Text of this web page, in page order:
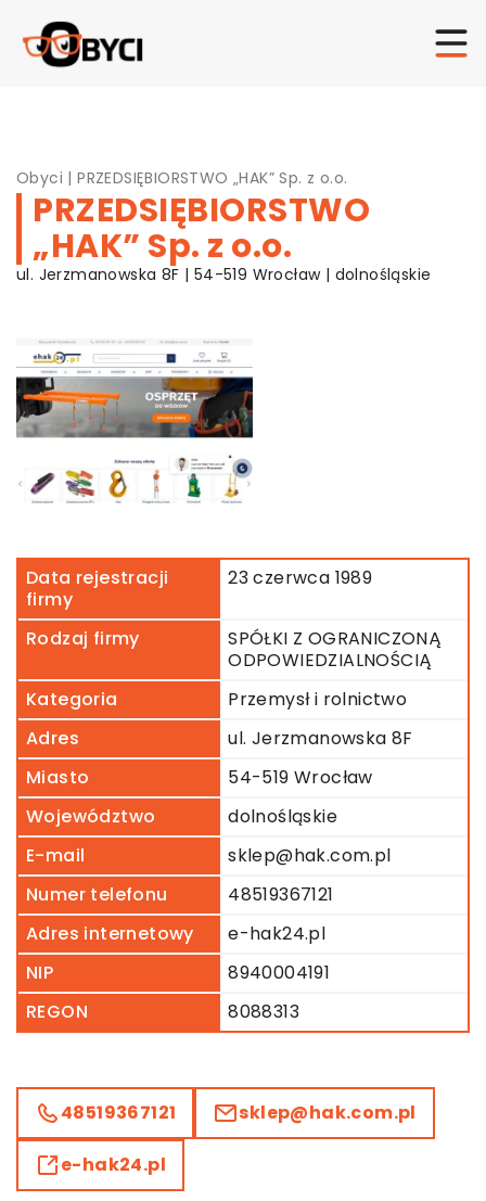
Obyci |PRZEDSIĘBIORSTWO „HAK” Sp. z o.o.
PRZEDSIĘBIORSTWO
„HAK” Sp. z o.o.
ul. Jerzmanowska 8F | 54-519 Wrocław | dolnośląskie
Data rejestracji
firmy
23 czerwca 1989
Rodzaj firmy
SPÓŁKI Z OGRANICZONĄ
ODPOWIEDZIALNOŚCIĄ
Kategoria
Przemysł i rolnictwo
Adres
ul. Jerzmanowska 8F
Miasto
54-519 Wrocław
Województwo
dolnośląskie
E-mail
sklep@hak.com.pl
Numer telefonu
48519367121
Adres internetowy
e-hak24.pl
NIP
8940004191
REGON
8088313
48519367121 sklep@hak.com.pl
e-hak24.pl